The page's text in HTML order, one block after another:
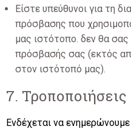
Είστε υπεύθυνοι για τη
πρόσβασης που
μας ιστότοπο. δεν θα
πρόσβασής σας (εκτός
στον ιστότοπό μας).
7. Τροποποιήσεις
Ενδέχεται να